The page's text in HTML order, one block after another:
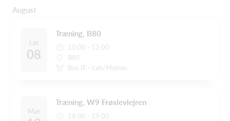
August
Lør
08
Træning, B80
10:00 - 12:00
B80
Bov IF - Løb/Motion
Man
Træning, W9 Frøslevlejren
18:00 - 19:00